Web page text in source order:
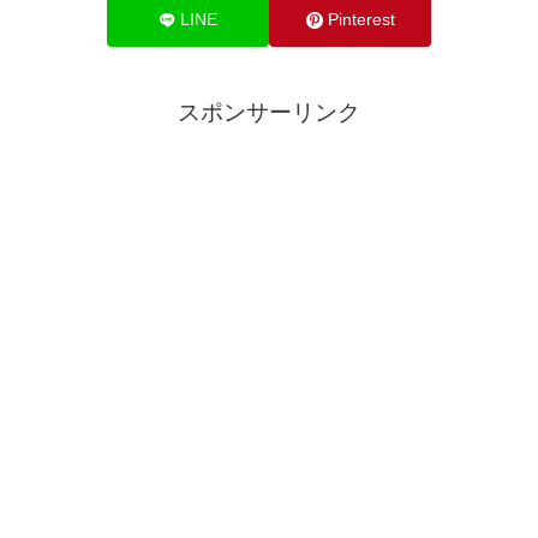
LINE Pinterest
スポンサーリンク